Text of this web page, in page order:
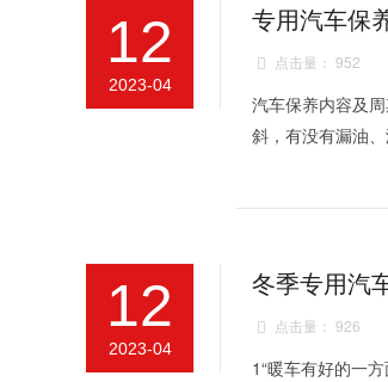
12
2023-04
专用汽车保
 点击量： 952
汽车保养内容及
斜，有没有漏油
12
2023-04
冬季专用汽
 点击量： 926
1“暖车有好的一